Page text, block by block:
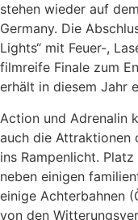
stehen wieder auf
Germany. Die
Lights“ mit Feuer-,
filmreife Finale zum
erhält in diesem Jahr
Action und Adrenalin
auch die Attraktionen
ins Rampenlicht.
neben einigen
einige Achterbahnen
von den